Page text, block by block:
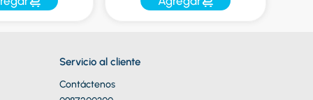
Servicio al cliente
Contáctenos